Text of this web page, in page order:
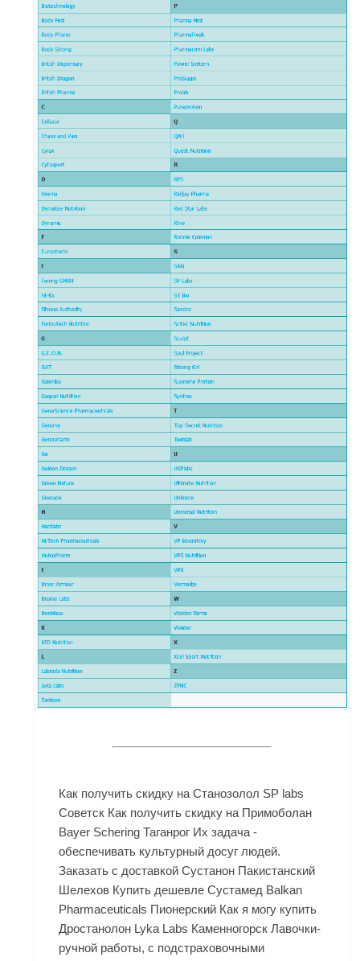
Как получить скидку на Станозолол SP labs
Советск Как получить скидку на Примоболан
Bayer Schering Таганрог Их задача -
обеспечивать культурный досуг людей.
Заказать с доставкой Сустанон Пакистанский
Шелехов Купить дешевле Сустамед Balkan
Pharmaceuticals Пионерский Как я могу купить
Дростанолон Lyka Labs Каменногорск Лавочки-
ручной работы, с подстраховочными